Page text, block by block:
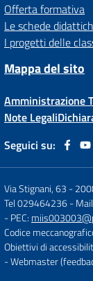
Offerta formativa
Le schede
I progetti delle
Mappa del sito
Amministrazione
Note Legali
Seguici su:
Via Stignani, 63 -
Tel 029464236-
- PEC:
Codice
Obiettivi di
- Webmaster